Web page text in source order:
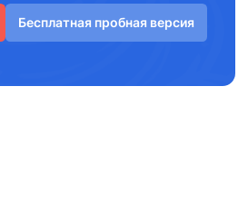
Бесплатная пробная версия